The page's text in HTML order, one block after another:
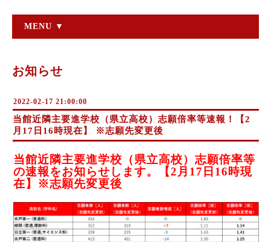
MENU ▼
お知らせ
2022-02-17 21:00:00
当館近隣主要進学校（県立高校）志願倍率等速報！【2
月17日16時現在】 ※志願先変更後
当館近隣主要進学校（県立高校）志願倍率等
の速報をお知らせします。【2月 17 日 16時現
在】※志願先変更後